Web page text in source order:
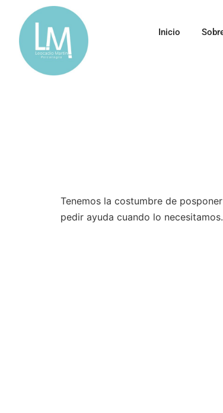
Inicio
Tenemos la costumbre de
pedir ayuda cuando lo